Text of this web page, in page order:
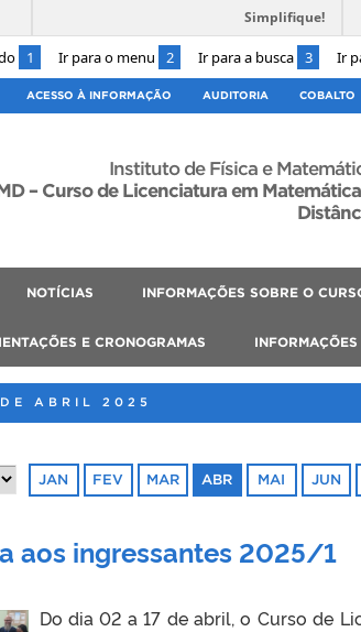
1 Ir para o menu 2 Ir para a busca 3 Ir
Simplifique!
ACESSO À INFORMAÇÃO AUDITORIA COBALTO
Instituto de Física e
– Curso de Licenciatura em
NOTÍCIAS INFORMAÇÕES SOBRE O
E CRONOGRAMAS
ABRIL 2025
JAN FEV MAR ABR MAI JUN
aos ingressantes 2025/1
Do dia 02 a 17 de abril, o Curso de